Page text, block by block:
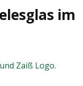
im
Zaiß Logo.